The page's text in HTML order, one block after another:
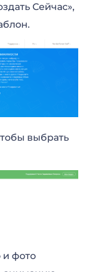
Сейчас»,
выбрать
и фото